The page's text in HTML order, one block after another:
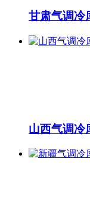
甘肃气调冷
山西气调冷